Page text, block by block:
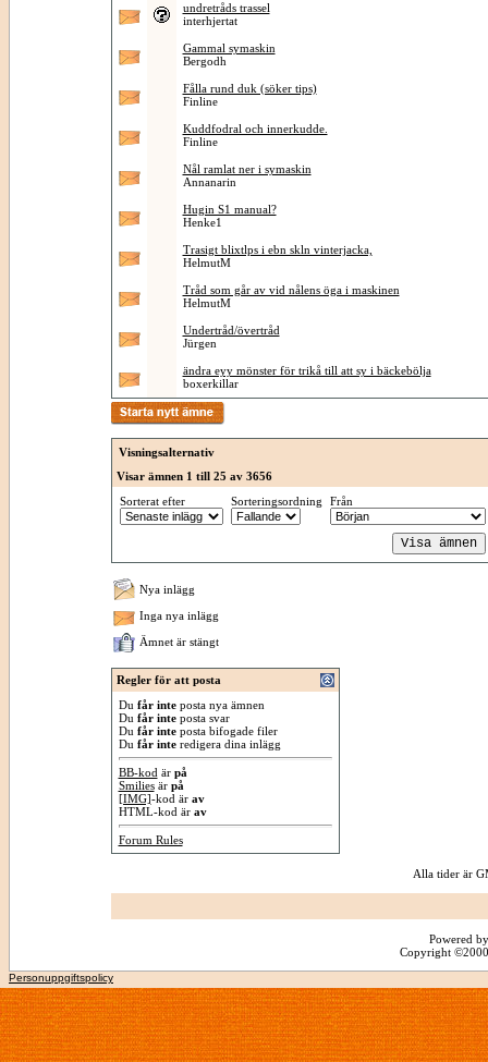
undretråds trassel
interhjertat
Gammal symaskin
Bergodh
Fålla rund duk (söker tips)
Finline
Kuddfodral och innerkudde.
Finline
Nål ramlat ner i symaskin
Annanarin
Hugin S1 manual?
Henke1
Trasigt blixtlps i ebn skln vinterjacka,
HelmutM
Tråd som går av vid nålens öga i maskinen
HelmutM
Undertråd/övertråd
Jürgen
ändra eyy mönster för trikå till att sy i bäckebölja
boxerkillar
Visningsalternativ
Visar ämnen 1 till 25 av 3656
Sorterat efter
Sorteringsordning Från
Nya inlägg
Inga nya inlägg
Ämnet är stängt
Regler för att posta
Du får inteposta nya ämnen
Du får inteposta svar
Du får inteposta bifogade filer
Du får interedigera dina inlägg
BB-kod är på
Smiliesär på
[IMG]-kod är av
HTML-kod är av
Forum Rules
Alla tider är
Powered
Copyright
Personuppgiftspolicy